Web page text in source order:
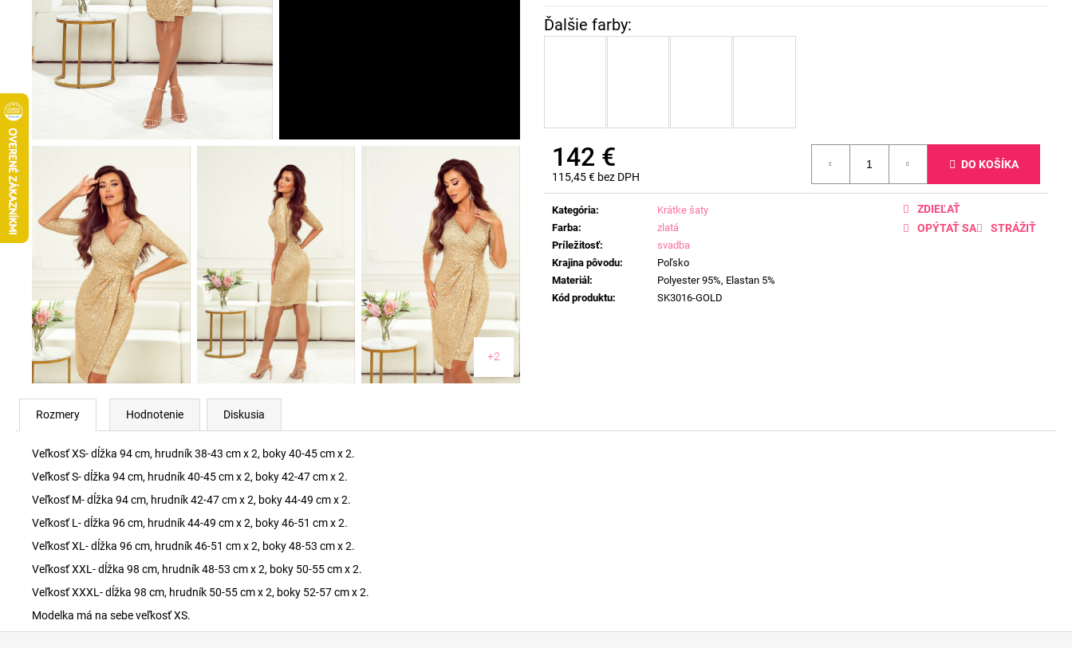
142 €
115,45 € bez DPH
Jednotková
cena:
DO KOŠÍKA
Kategória:
Krátke šaty
Farba:
zlatá
Príležitosť:
svadba
Krajina pôvodu:
Poľsko
Materiál:
Polyester 95%, Elastan 5%
Kód produktu: SK3016-GOLD
OPÝTAŤ SA STRÁŽIŤ
ZDIEĽAŤ
+2
Rozmery Hodnotenie Diskusia
Veľkosť XS- dĺžka 94 cm, hrudník 38-43 cm x 2, boky 40-45 cm x 2.
Veľkosť S- dĺžka 94 cm, hrudník 40-45 cm x 2, boky 42-47 cm x 2.
Veľkosť M- dĺžka 94 cm, hrudník 42-47 cm x 2, boky 44-49 cm x 2.
Veľkosť L- dĺžka 96 cm, hrudník 44-49 cm x 2, boky 46-51 cm x 2.
Veľkosť XL- dĺžka 96 cm, hrudník 46-51 cm x 2, boky 48-53 cm x 2.
Veľkosť XXL- dĺžka 98 cm, hrudník 48-53 cm x 2, boky 50-55 cm x 2.
Veľkosť XXXL- dĺžka 98 cm, hrudník 50-55 cm x 2, boky 52-57 cm x 2.
Modelka má na sebe veľkosť XS.